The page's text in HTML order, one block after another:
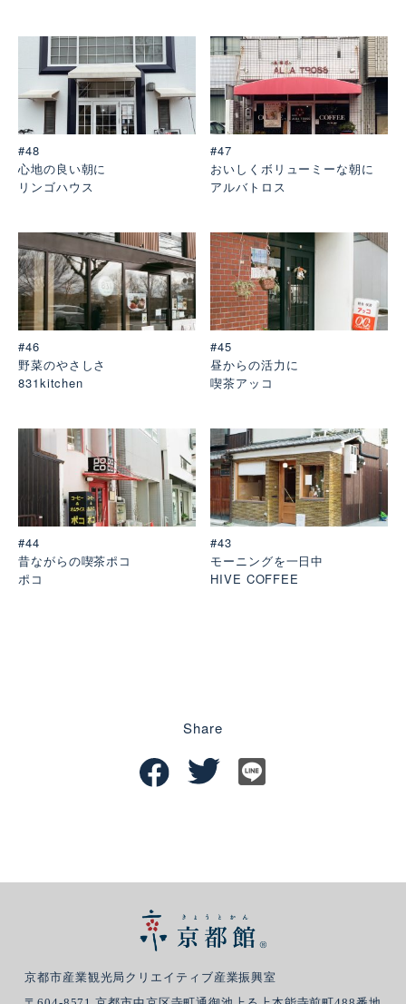
#48
心地の良い朝に
リンゴハウス
#47
おいしくボリューミーな朝に
アルバトロス
#46
野菜のやさしさ
831kitchen
#45
昼からの活力に
喫茶アッコ
#44
昔ながらの喫茶ポコ
ポコ
#43
モーニングを一日中
HIVE COFFEE
Share
京都市産業観光局クリエイティブ産業振興室